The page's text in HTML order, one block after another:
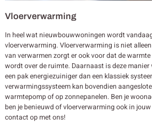
Vloerverwarming
In heel wat nieuwbouwwoningen wordt
vloerverwarming. Vloerverwarming is niet
van verwarmen zorgt er ook voor dat de
wordt over de ruimte. Daarnaast is deze
een pak energiezuiniger dan een klassiek
verwarmingssysteem kan bovendien
warmtepomp of op zonnepanelen. Ben je
ben je benieuwd of vloerverwarming ook in
contact op met ons!